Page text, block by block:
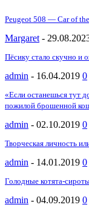
Peugeot 508 — Car of
Margaret -
Пёсику стало скучно и
admin - 16.04.2019 0
«Если останешься тут
пожилой брошенной
admin - 02.10.2019 0
Творческая личность
admin - 14.01.2019 0
Голодные котята-
admin - 04.09.2019 0